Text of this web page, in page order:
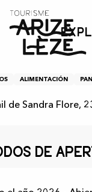
Le Fournil de Sandra Flore
de
ALIMENTACIÓN
de Sandra Flore,
de